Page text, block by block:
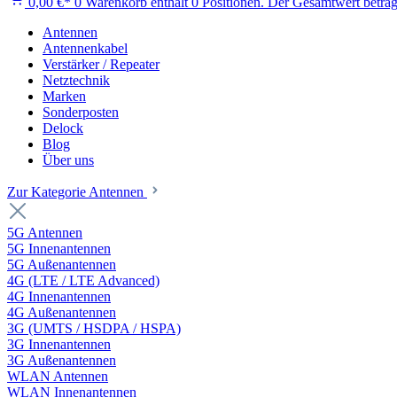
Antennen
Antennenkabel
Verstärker / Repeater
Netztechnik
Marken
Sonderposten
Delock
Blog
Über uns
Zur Kategorie Antennen
5G Antennen
5G Innenantennen
5G Außenantennen
4G (LTE / LTE Advanced)
4G Innenantennen
4G Außenantennen
3G (UMTS / HSDPA / HSPA)
3G Innenantennen
3G Außenantennen
WLAN Antennen
WLAN Innenantennen